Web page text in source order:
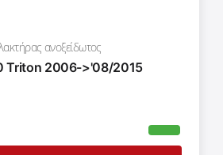
ανοξείδωτος
Triton 2006->'08/2015